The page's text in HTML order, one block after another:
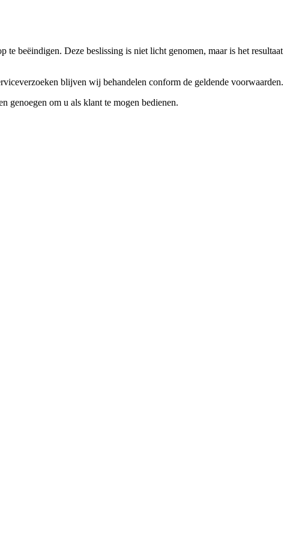
beëindigen. Deze beslissing is niet licht genomen, maar is het resultaat
blijven wij behandelen conform de geldende voorwaarden.
genoegen om u als klant te mogen bedienen.